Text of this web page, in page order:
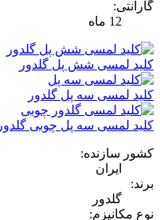
گارانتی:
12 ماه
کلید لمسی شش پل گلدور
کلید لمسی سه پل گلدور
کلید لمسی سه پل چوبی گلدور
کشور سازنده:
ایران
برند:
گلدور
نوع مکانیزم: